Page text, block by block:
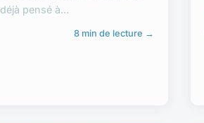
pensé à...
8 min de lecture →